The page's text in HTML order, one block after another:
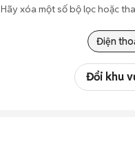
Hãy xóa một số bộ lọc hoặc
Điện
Đổi khu